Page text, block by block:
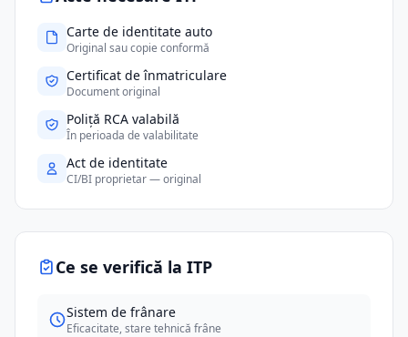
Carte de identitate auto
Original sau copie conformă
Certificat de înmatriculare
Document original
Poliță RCA valabilă
În perioada de valabilitate
Act de identitate
CI/BI proprietar — original
Ce se verifică la ITP
Sistem de frânare
Eficacitate, stare tehnică frâne